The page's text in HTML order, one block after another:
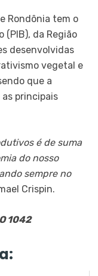
Rondônia tem o
da Região
desenvolvidas
vegetal e
que a
principais
é de suma
do nosso
sempre no
Crispin.
1042